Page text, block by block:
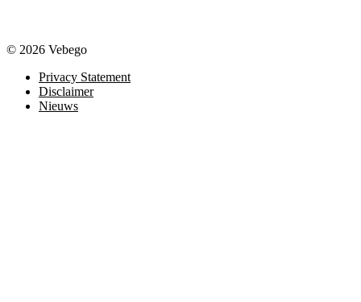
© 2026 Vebego
Privacy Statement
Disclaimer
Nieuws